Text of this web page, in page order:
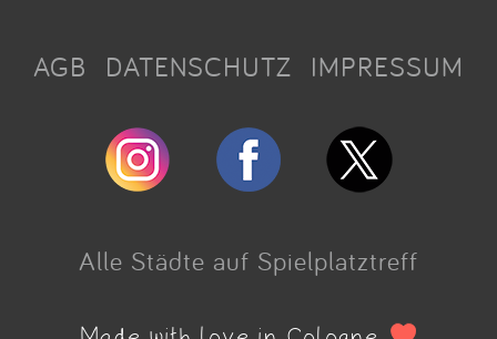
AGB DATENSCHUTZ IMPRESSUM
Alle Städte auf Spielplatztreff